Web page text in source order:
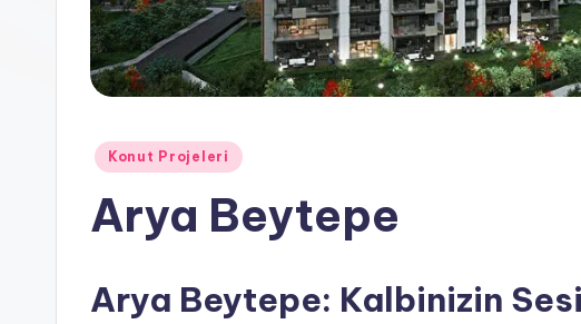
Posted
Konut Projeleri
Arya Beytepe
Arya Beytepe: Kalbinizin